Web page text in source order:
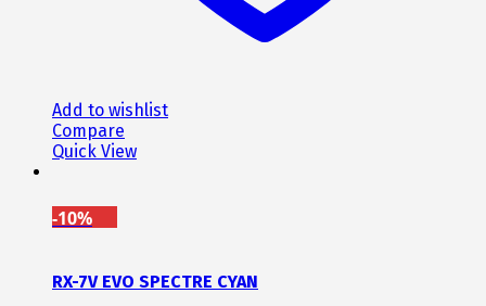
Add to wishlist
Compare
Quick View
-10%
RX-7V EVO SPECTRE CYAN